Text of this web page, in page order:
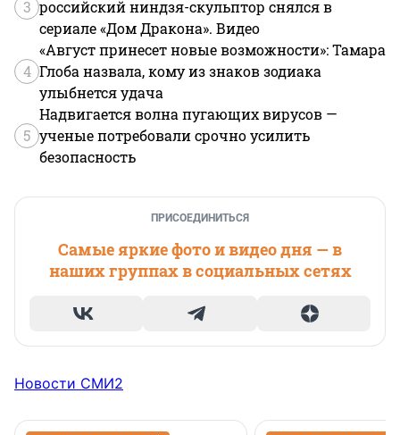
3 российский ниндзя-скульптор снялся в
сериале «Дом Дракона». Видео
4
«Август принесет новые возможности»: Тамара
Глоба назвала, кому из знаков зодиака
улыбнется удача
5
Надвигается волна пугающих вирусов —
ученые потребовали срочно усилить
безопасность
ПРИСОЕДИНИТЬСЯ
Самые яркие фото и видео дня — в
наших группах в социальных сетях
Новости СМИ2